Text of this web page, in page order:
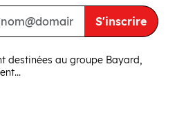
S'inscrire
destinées au groupe Bayard,